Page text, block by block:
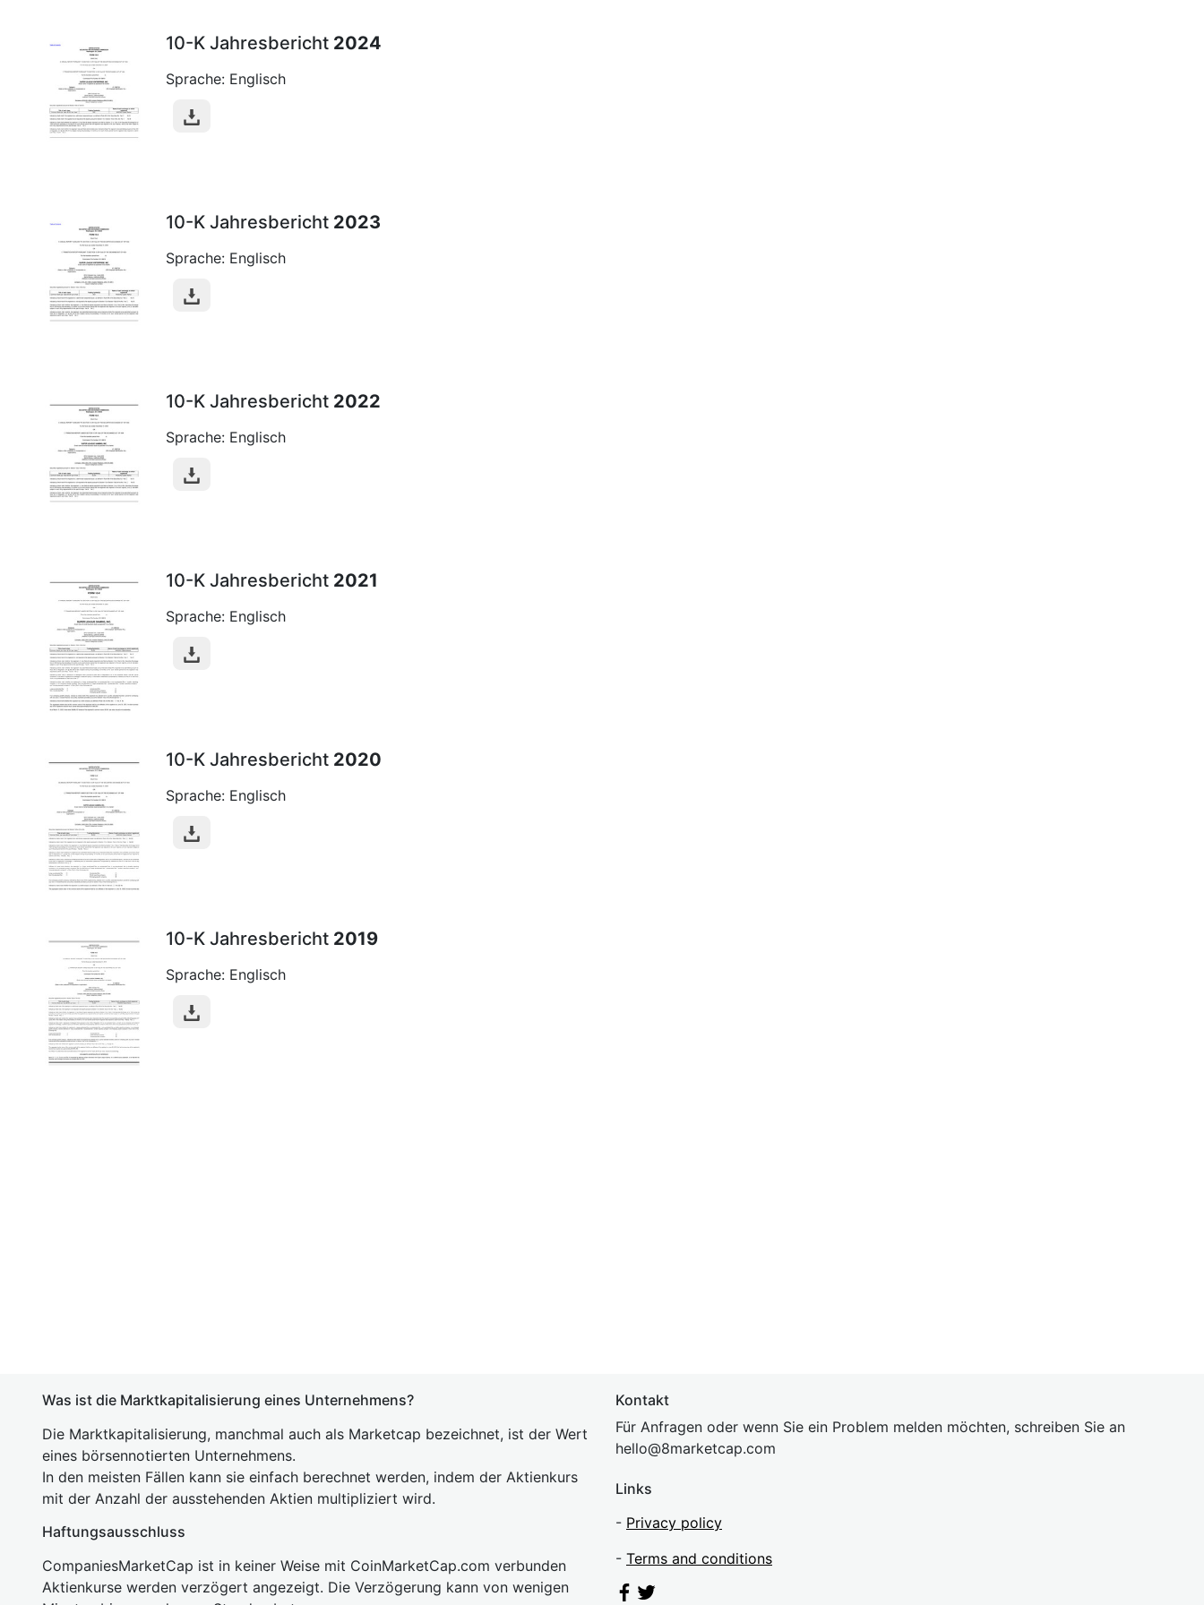
10-K Jahresbericht 2024
Sprache: Englisch
10-K Jahresbericht 2023
Sprache: Englisch
10-K Jahresbericht 2022
Sprache: Englisch
10-K Jahresbericht 2021
Sprache: Englisch
10-K Jahresbericht 2020
Sprache: Englisch
10-K Jahresbericht 2019
Sprache: Englisch
Was ist die Marktkapitalisierung eines Unternehmens?
Die Marktkapitalisierung, manchmal auch als Marketcap bezeichnet, ist der Wert
eines börsennotierten Unternehmens.
In den meisten Fällen kann sie einfach berechnet werden, indem der Aktienkurs
mit der Anzahl der ausstehenden Aktien multipliziert wird.
Haftungsausschluss
CompaniesMarketCap ist in keiner Weise mit CoinMarketCap.com verbunden
Aktienkurse werden verzögert angezeigt. Die Verzögerung kann von wenigen
Kontakt
Für Anfragen oder wenn Sie ein Problem melden möchten, schreiben Sie an
hello@8marketcap.com
Links
- Privacy policy
- Terms and conditions